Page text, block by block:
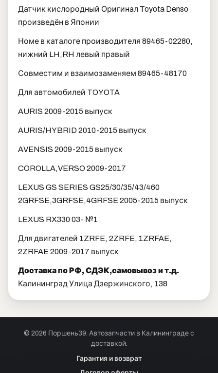
Датчик кислородный Оригинал Toyota Denso
произведён в Японии
Номе в каталоге производителя 89465-02280,
нижний LH,RH левый правый
Совместим и взаимозаменяем 89465-48170
Для автомобилей TOYOTA
AURIS 2009-2015 выпуск
AURIS/HYBRID 2010-2015 выпуск
AVENSIS 2009-2015 выпуск
COROLLA,VERSO 2009-2017
LEXUS GS SERIES GS25/30/35/43/460
2GRFSE,3GRFSE,4GRFSE 2005-2015 выпуск
LEXUS RX330 03- №1
Для двигателей 1ZRFE, 2ZRFE, 1ZRFAE,
2ZRFAE 2009-2017 выпуск
Доставка по РФ, СДЭК,самовывоз и т.д.
Калининград Улица Дзержинского, 138
© 2026 Поршень39. Автозапчасти в Калининграде с
доставкой.
Гарантия и возврат
+7 901 390 0 390